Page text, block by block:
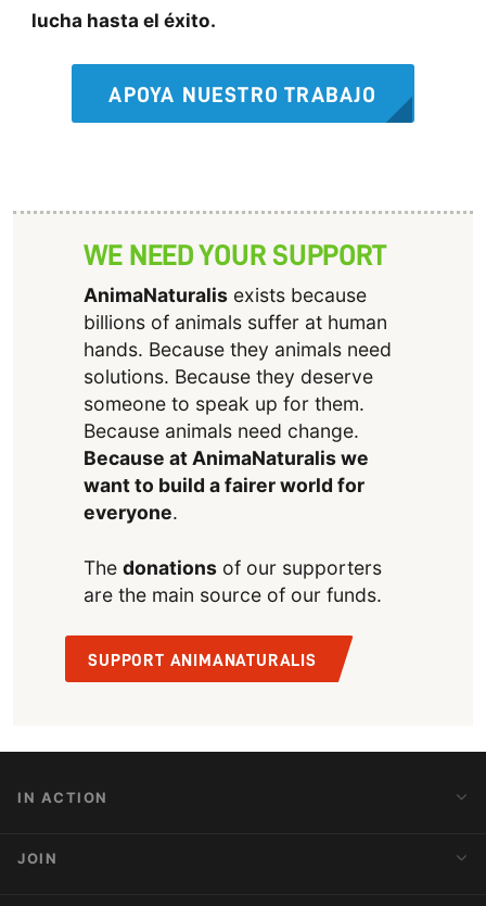
lucha hasta el éxito.
APOYA NUESTRO TRABAJO
WE NEED YOUR SUPPORT
AnimaNaturalisexists because
billions of animals suffer at human
hands. Because they animals need
solutions. Because they deserve
someone to speak up for them.
Because animals need change.
Because at AnimaNaturalis we
want to build a fairer world for
everyone.
The donationsof our supporters
are the main source of our funds.
SUPPORT ANIMANATURALIS
IN ACTION
JOIN